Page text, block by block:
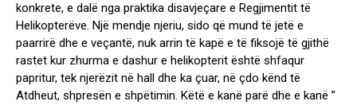
konkrete, e dalë nga praktika disavjeçare e Regjimentit të
Helikopterëve. Një mendje njeriu, sido që mund të jetë e
paarrirë dhe e veçantë, nuk arrin të kapë e të fiksojë të gjithë
rastet kur zhurma e dashur e helikopterit është shfaqur
papritur, tek njerëzit në hall dhe ka çuar, në çdo kënd të
Atdheut, shpresën e shpëtimin. Këtë e kanë parë dhe e kanë ”